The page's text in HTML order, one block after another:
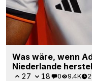
Was wäre, wenn
Niederlande
27 18 0 9.4K